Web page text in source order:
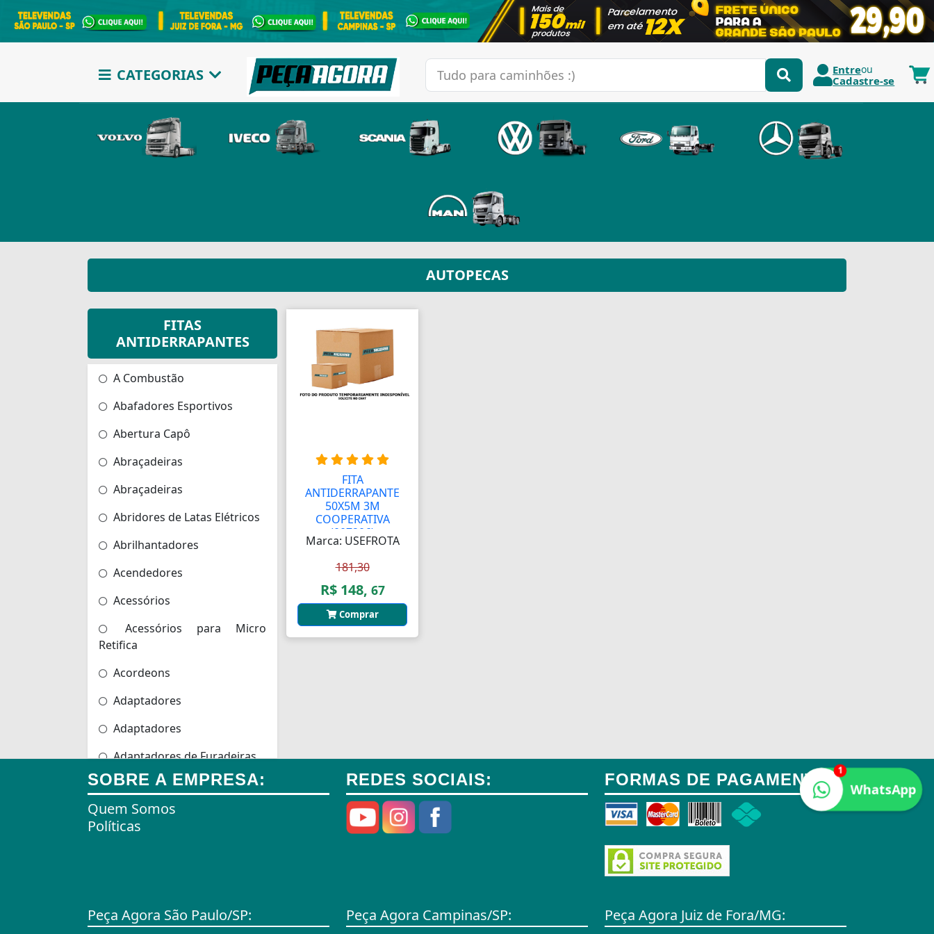
1
WhatsApp
CATEGORIAS Entreou
Cadastre-se
AUTOPECAS
FITAS
ANTIDERRAPANTES
A Combustão
Abafadores Esportivos
Abertura Capô
Abraçadeiras
Abraçadeiras
Abridores de Latas Elétricos
Abrilhantadores
Acendedores
Acessórios
Acessórios para Micro
Retifica
Acordeons
Adaptadores
Adaptadores
Adaptadores de Furadeiras
Adaptadores de Scanners
Adaptadores de Tomadas
Airbag
FITA
ANTIDERRAPANTE
50X5M 3M
COOPERATIVA
(007206)
Marca: USEFROTA
181,30
R$ 148, 67
Comprar
SOBRE A EMPRESA:
Quem Somos
Políticas
REDES SOCIAIS: FORMAS DE PAGAMENTO:
Peça Agora São Paulo/SP: Peça Agora Campinas/SP: Peça Agora Juiz de Fora/MG: